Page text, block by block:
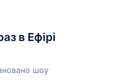
в Ефірі
шоу